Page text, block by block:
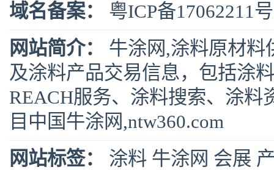
域名备案：
粤ICP备17062211
网站简介：
牛涂网,涂料原材料
及涂料产品交易信息，包括涂
REACH服务、涂料搜索、涂
目中国牛涂网,ntw360.com
网站标签：
涂料 牛涂网 会展